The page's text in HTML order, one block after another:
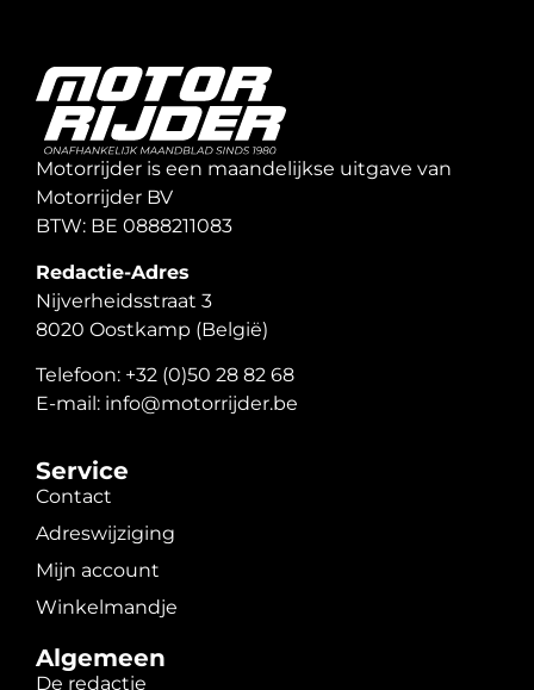
Motorrijder is een maandelijkse uitgave van
Motorrijder BV
BTW: BE 0888211083
Redactie-Adres
Nijverheidsstraat 3
8020 Oostkamp (België)
Telefoon: +32 (0)50 28 82 68
E-mail: info@motorrijder.be
Service
Contact
Adreswijziging
Mijn account
Winkelmandje
Algemeen
De redactie